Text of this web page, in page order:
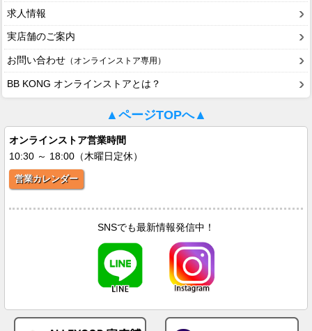
求人情報
実店舗のご案内
お問い合わせ （オンラインストア専用）
BB KONG オンラインストアとは？
▲ページTOPへ▲
オンラインストア営業時間
10:30 ～ 18:00（木曜日定休）
営業カレンダー
SNSでも最新情報発信中！